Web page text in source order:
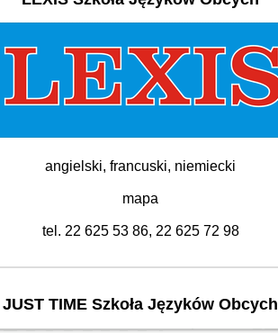
angielski, francuski, niemiecki
mapa
tel. 22 625 53 86, 22 625 72 98
JUST TIME Szkoła Języków Obcych